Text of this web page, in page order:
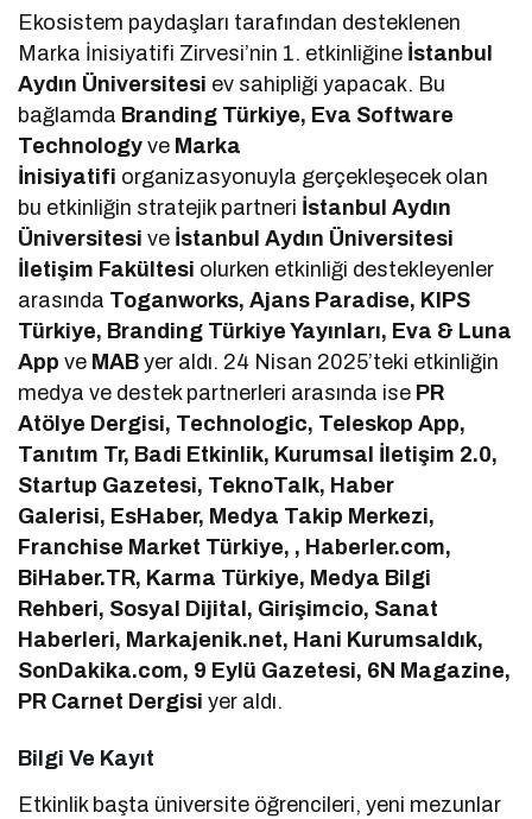
Ekosistem paydaşları tarafından desteklenen
Marka İnisiyatifi Zirvesi’nin 1. etkinliğine İstanbul
Aydın Üniversitesi ev sahipliği yapacak. Bu
bağlamda Branding Türkiye, Eva Software
Technology ve Marka
İnisiyatifi organizasyonuyla gerçekleşecek olan
bu etkinliğin stratejik partneri İstanbul Aydın
Üniversitesi ve İstanbul Aydın Üniversitesi
İletişim Fakültesi olurken etkinliği destekleyenler
arasında Toganworks, Ajans Paradise, KIPS
Türkiye, Branding Türkiye Yayınları, Eva & Luna
App ve MAByer aldı. 24 Nisan 2025’teki etkinliğin
medya ve destek partnerleri arasında ise PR
Atölye Dergisi, Technologic, Teleskop App,
Tanıtım Tr, Badi Etkinlik, Kurumsal İletişim 2.0,
Startup Gazetesi, TeknoTalk, Haber
Galerisi, EsHaber, Medya Takip Merkezi,
Franchise Market Türkiye, , Haberler.com,
BiHaber.TR, Karma Türkiye, Medya Bilgi
Rehberi, Sosyal Dijital, Girişimcio, Sanat
Haberleri, Markajenik.net, Hani Kurumsaldık,
SonDakika.com, 9 Eylü Gazetesi, 6N Magazine,
PR Carnet Dergisi yer aldı.
Bilgi Ve Kayıt
Etkinlik başta üniversite öğrencileri, yeni mezunlar